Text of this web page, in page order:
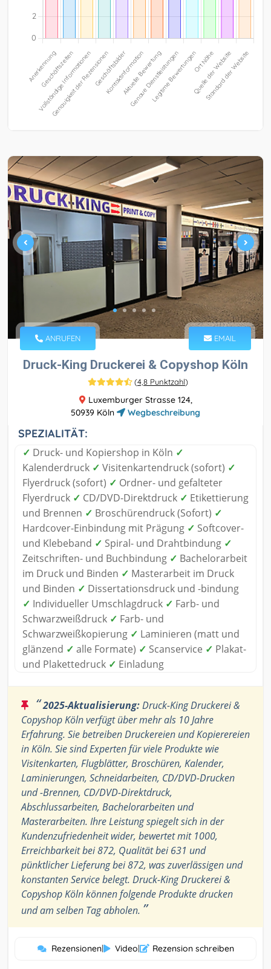
ANRUFEN EMAIL
Druck-King Druckerei & Copyshop Köln
(4,8 Punktzahl)
Luxemburger Strasse 124,
50939 Köln
Wegbeschreibung
SPEZIALITÄT:
✓ Druck- und Kopiershop in Köln ✓
Kalenderdruck ✓ Visitenkartendruck (sofort) ✓
Flyerdruck (sofort) ✓ Ordner- und gefalteter
Flyerdruck ✓ CD/DVD-Direktdruck ✓ Etikettierung
und Brennen ✓ Broschürendruck (Sofort) ✓
Hardcover-Einbindung mit Prägung ✓ Softcover-
und Klebeband ✓ Spiral- und Drahtbindung ✓
Zeitschriften- und Buchbindung ✓ Bachelorarbeit
im Druck und Binden ✓ Masterarbeit im Druck
und Binden ✓ Dissertationsdruck und -bindung
✓ Individueller Umschlagdruck ✓ Farb- und
Schwarzweißdruck ✓ Farb- und
Schwarzweißkopierung ✓ Laminieren (matt und
glänzend ✓ alle Formate) ✓ Scanservice ✓ Plakat-
und Plakettedruck ✓ Einladung
“2025-Aktualisierung:Druck-King Druckerei &
Copyshop Köln verfügt über mehr als 10 Jahre
Erfahrung. Sie betreiben Druckereien und Kopierereien
in Köln. Sie sind Experten für viele Produkte wie
Visitenkarten, Flugblätter, Broschüren, Kalender,
Laminierungen, Schneidarbeiten, CD/DVD-Drucken
und -Brennen, CD/DVD-Direktdruck,
Abschlussarbeiten, Bachelorarbeiten und
Masterarbeiten. Ihre Leistung spiegelt sich in der
Kundenzufriedenheit wider, bewertet mit 1000,
Erreichbarkeit bei 872, Qualität bei 631 und
pünktlicher Lieferung bei 872, was zuverlässigen und
konstanten Service belegt. Druck-King Druckerei &
Copyshop Köln können folgende Produkte drucken
und am selben Tag abholen. ”
Rezensionen| Video| Rezension schreiben